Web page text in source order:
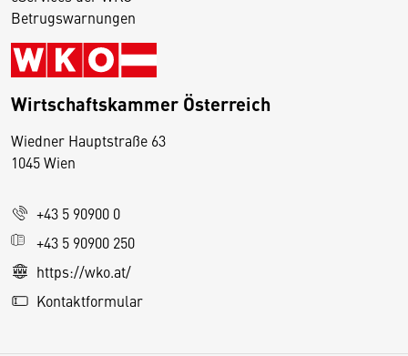
Betrugswarnungen
Wirtschaftskammer Österreich
Wiedner Hauptstraße 63
1045 Wien
+43 5 90900 0
+43 5 90900 250
https://wko.at/
Kontaktformular
D
s
e
S
e